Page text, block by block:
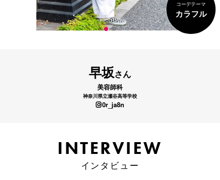
コーデテーマ
カラフル
早坂さん
美容師科
神奈川県立瀬谷高等学校
0r_ja8n
INTERVIEW
INTERVIEW
インタビュー
インタビュー